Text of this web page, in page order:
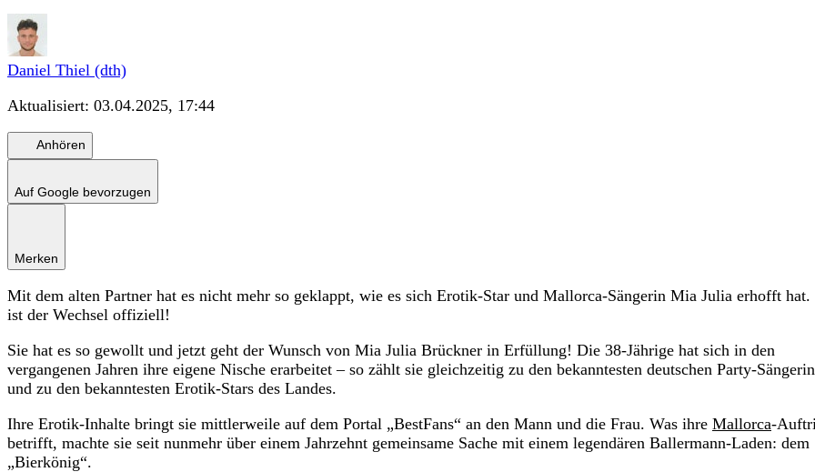
Daniel Thiel (dth)
Aktualisiert: 03.04.2025, 17:44
Anhören
Auf Google bevorzugen
Merken
Mit dem alten Partner hat es nicht mehr so geklappt, wie es sich Erotik-Star und Mallorca-Sängerin Mia Julia erhofft hat.
ist der Wechsel offiziell!
Sie hat es so gewollt und jetzt geht der Wunsch von Mia Julia Brückner in Erfüllung! Die 38-Jährige hat sich in den
vergangenen Jahren ihre eigene Nische erarbeitet – so zählt sie gleichzeitig zu den bekanntesten deutschen Party-
und zu den bekanntesten Erotik-Stars des Landes.
Ihre Erotik-Inhalte bringt sie mittlerweile auf dem Portal „BestFans“ an den Mann und die Frau. Was ihre Mallorca-
betrifft, machte sie seit nunmehr über einem Jahrzehnt gemeinsame Sache mit einem legendären Ballermann-Laden: dem
„Bierkönig“.